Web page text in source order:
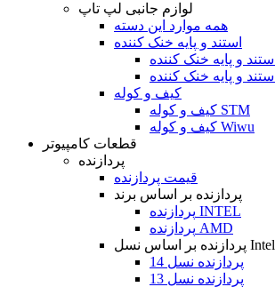
لوازم جانبی لپ تاپ
همه موارد این دسته
استند و پایه خنک کننده
کیف و کوله
کیف و کوله STM
کیف و کوله Wiwu
قطعات کامپیوتر
پردازنده
قیمت پردازنده
پردازنده بر اساس برند
پردازنده INTEL
پردازنده AMD
پردازنده بر اساس نسل Intel
پردازنده نسل 14
پردازنده نسل 13